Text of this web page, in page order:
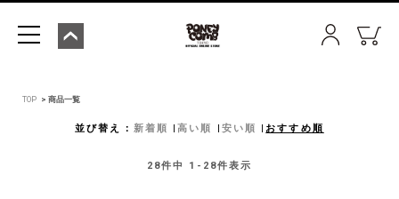
TOP 商品一覧
並び替え 新着順 高い順 安い順 おすすめ順
28件中 1 - 28件表示